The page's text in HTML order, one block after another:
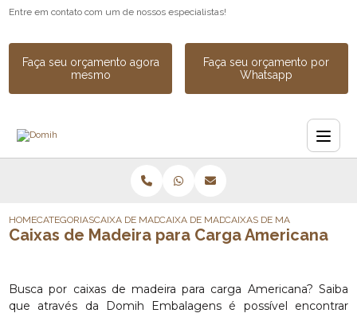
Entre em contato com um de nossos especialistas!
Faça seu orçamento agora
mesmo
Faça seu orçamento por
Whatsapp
HOMECATEGORIASCAIXA DE MADEIRACAIXA DE MADEIRA PARA EXPORTACAO
CAIXAS DE MADEIRA PARA
Caixas de Madeira para Carga Americana
Busca por caixas de madeira para carga Americana? Saiba
que através da Domih Embalagens é possível encontrar